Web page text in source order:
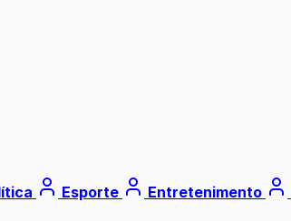
Esporte Entretenimento